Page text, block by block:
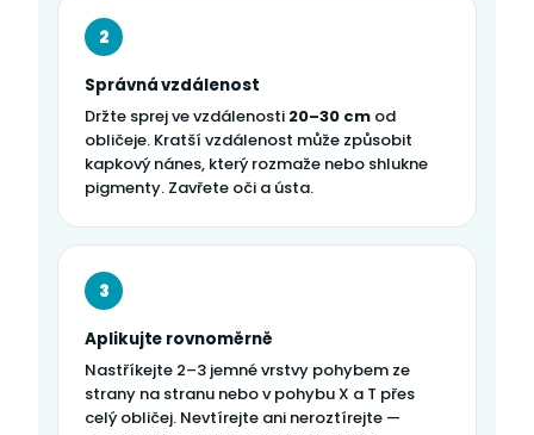
2
Správná vzdálenost
Držte sprej ve vzdálenosti 20–30 cm od
obličeje. Kratší vzdálenost může způsobit
kapkový nánes, který rozmaže nebo shlukne
pigmenty. Zavřete oči a ústa.
3
Aplikujte rovnoměrně
Nastříkejte 2–3 jemné vrstvy pohybem ze
strany na stranu nebo v pohybu X a T přes
celý obličej. Nevtírejte ani neroztírejte —